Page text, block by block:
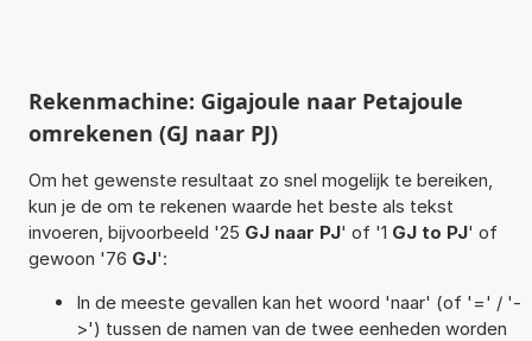
Rekenmachine: Gigajoule naar Petajoule
omrekenen (GJ naar PJ)
Om het gewenste resultaat zo snel mogelijk te bereiken,
kun je de om te rekenen waarde het beste als tekst
invoeren, bijvoorbeeld '25 GJ naar PJ' of '1 GJ to PJ' of
gewoon '76 GJ':
In de meeste gevallen kan het woord 'naar' (of '=' / '-
>') tussen de namen van de twee eenheden worden